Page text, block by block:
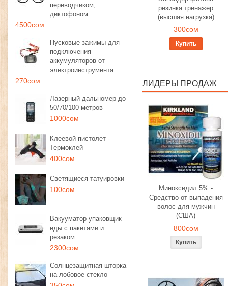
переводчиком,
диктофоном
4500сом
Пусковые зажимы для
подключения
аккумуляторов от
электроинструмента
270сом
Лазерный дальномер до
50/70/100 метров
1000сом
Клеевой пистолет -
Термоклей
400сом
Светящиеся татуировки
100сом
Вакууматор упаковщик
еды с пакетами и
резаком
2300сом
Солнцезащитная шторка
на лобовое стекло
резинка тренажер
(высшая нагрузка)
300сом
Купить
ЛИДЕРЫ ПРОДАЖ
Миноксидил 5% -
Средство от выпадения
волос для мужчин
(США)
800сом